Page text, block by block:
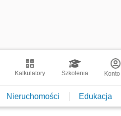
Kalkulatory Szkolenia Konto
Nieruchomości Edukacja